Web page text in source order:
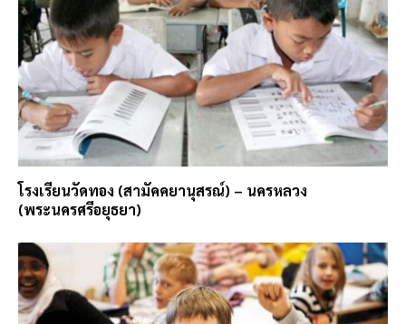
โรงเรียนวัดทอง (สามัคคยานุสรณ์) – นครหลวง
(พระนครศรีอยุธยา)